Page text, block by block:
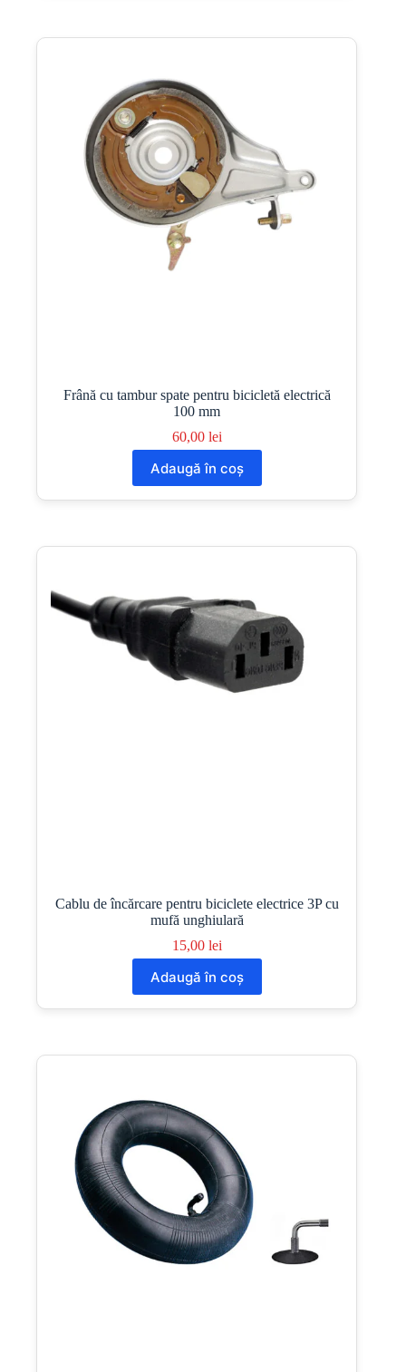
Frână cu tambur spate pentru bicicletă electrică
100 mm
60,00 lei
Adaugă în coș
Cablu de încărcare pentru biciclete electrice 3P cu
mufă unghiulară
15,00 lei
Adaugă în coș